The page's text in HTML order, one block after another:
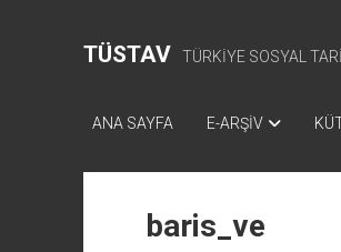
TÜSTAV TÜRKİYE SOSYAL
ANA SAYFA E-ARŞİV
baris_ve